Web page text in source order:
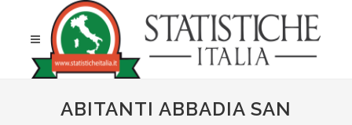
ABITANTI ABBADIA SAN